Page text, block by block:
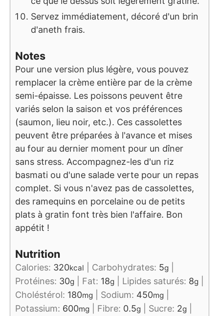
Servez immédiatement, décoré d'un brin
d'aneth frais.
Notes
Pour une version plus légère, vous pouvez
remplacer la crème entière par de la crème
semi-épaisse. Les poissons peuvent être
variés selon la saison et vos préférences
(saumon, lieu noir, etc.). Ces cassolettes
peuvent être préparées à l'avance et mises
au four au dernier moment pour un dîner
sans stress. Accompagnez-les d'un riz
basmati ou d'une salade verte pour un repas
complet. Si vous n'avez pas de cassolettes,
des ramequins en porcelaine ou de petits
plats à gratin font très bien l'affaire. Bon
appétit !
Nutrition
Calories: 320kcal Carbohydrates: 5g
Protéines: 30g Fat: 18g Lipides saturés: 8g
Choléstérol: 180mg Sodium: 450mg
Potassium: 600mg Fibre: 0.5g Sucre: 2g